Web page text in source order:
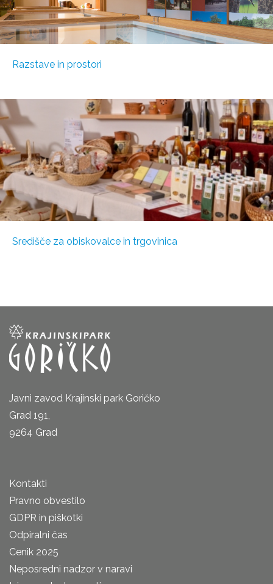
Razstave in prostori
Središče za obiskovalce in trgovinica
Javni zavod Krajinski park Goričko
Grad 191,
9264 Grad
Kontakti
Pravno obvestilo
GDPR in piškotki
Odpiralni čas
Cenik 2025
Neposredni nadzor v naravi